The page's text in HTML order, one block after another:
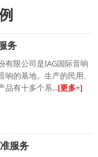
务
有限公司是IAG国际音响
的基地。生产的民用、
品有十多个系...[更多+]
服务